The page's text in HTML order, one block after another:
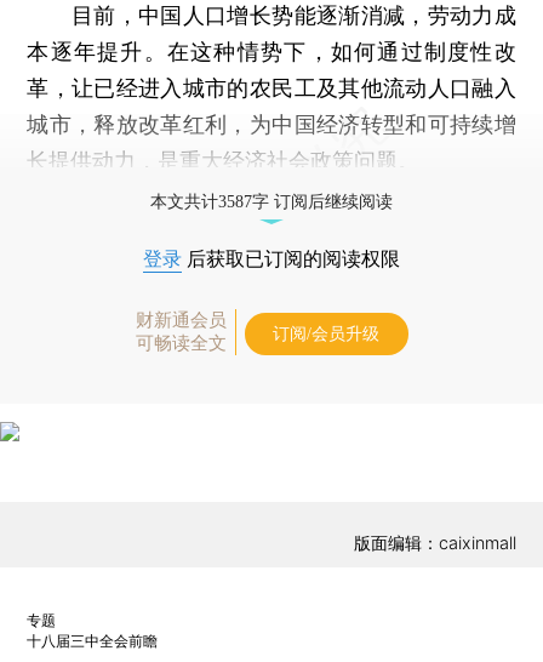
目前，中国人口增长势能逐渐消减，劳动力成
本逐年提升。在这种情势下，如何通过制度性改
革，让已经进入城市的农民工及其他流动人口融入
城市，释放改革红利，为中国经济转型和可持续增
长提供动力，是重大经济社会政策问题。
本文共计3587字 订阅后继续阅读
登录 后获取已订阅的阅读权限
财新通会员
可畅读全文
订阅/会员升级
版面编辑：caixinmall
专题
十八届三中全会前瞻